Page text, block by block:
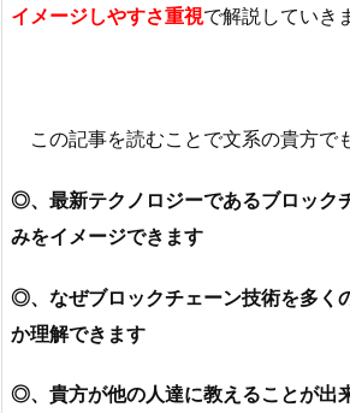
イメージしやすさ重視で解説していき
この記事を読むことで文系の貴方で
◎、最新テクノロジーであるブロック
みをイメージできます
◎、なぜブロックチェーン技術を多く
か理解できます
◎、貴方が他の人達に教えることが出